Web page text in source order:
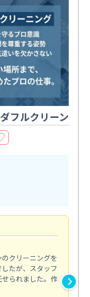
フルクリーン
クリーニングを
たが、スタッフ
られました。作